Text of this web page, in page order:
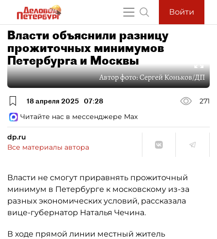
Войти
Власти объяснили разницу
прожиточных минимумов
Петербурга и Москвы
Автор фото:Сергей Коньков/ДП
18 апреля 2025 07:28
271
Читайте нас в мессенджере Max
dp.ru
Все материалы автора
Власти не смогут приравнять прожиточный
минимум в Петербурге к московскому из-за
разных экономических условий, рассказала
вице-губернатор Наталья Чечина.
В ходе прямой линии местный житель